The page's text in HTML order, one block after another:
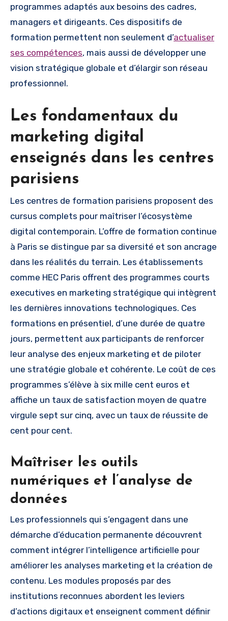
programmes adaptés aux besoins des cadres,
managers et dirigeants. Ces dispositifs de
formation permettent non seulement d’actualiser
ses compétences, mais aussi de développer une
vision stratégique globale et d’élargir son réseau
professionnel.
Les fondamentaux du
marketing digital
enseignés dans les centres
parisiens
Les centres de formation parisiens proposent des
cursus complets pour maîtriser l’écosystème
digital contemporain. L’offre de formation continue
à Paris se distingue par sa diversité et son ancrage
dans les réalités du terrain. Les établissements
comme HEC Paris offrent des programmes courts
executives en marketing stratégique qui intègrent
les dernières innovations technologiques. Ces
formations en présentiel, d’une durée de quatre
jours, permettent aux participants de renforcer
leur analyse des enjeux marketing et de piloter
une stratégie globale et cohérente. Le coût de ces
programmes s’élève à six mille cent euros et
affiche un taux de satisfaction moyen de quatre
virgule sept sur cinq, avec un taux de réussite de
cent pour cent.
Maîtriser les outils
numériques et l’analyse de
données
Les professionnels qui s’engagent dans une
démarche d’éducation permanente découvrent
comment intégrer l’intelligence artificielle pour
améliorer les analyses marketing et la création de
contenu. Les modules proposés par des
institutions reconnues abordent les leviers
d’actions digitaux et enseignent comment définir